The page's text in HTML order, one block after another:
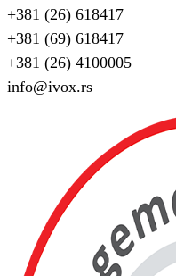
+381 (26) 618417
+381 (69) 618417
+381 (26) 4100005
info@ivox.rs